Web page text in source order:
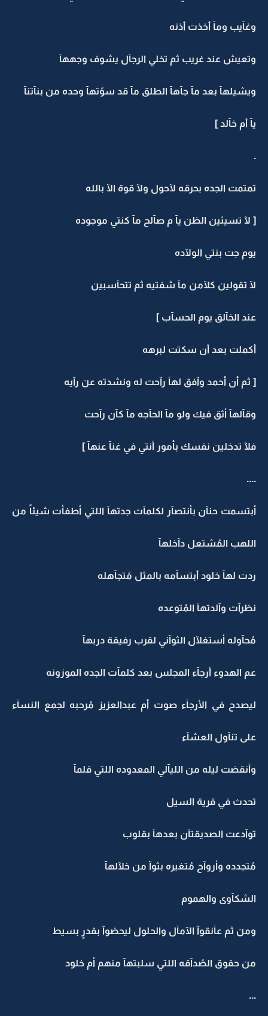
وغآيب ومآ أخذت أذنه
وتعيش عند غريب ثم تخلي الرجآل يشوف وجههآ
ويشيلهآ بعد مآ جآهآ الطلق مآ قد سوًتهآ وحده من بنآتنآ
يآ أم خآلد ]
.
تمتمت الجده بحرقه لآحول ولآ قوة الآ بالله
[ لآ تسيئين الظن يآ م صآلح مآ كنتي موجوده
يوم جت بنتي الولآده
لآ تقولين كلآمن مآ شفتيه ثم تتحآسبين
عند الخآلق يوم الحسآب ]
أكملت بعد أن سكتت لبرهه
[ ثم أن أحمد وآفق لهآ رآحت له ونشدته عن رآيه
وقآلهآ أثق فيك ولو مآ الحآجه مآ كآن رآحت
فلآ تدخلين نفسك بأمور أنتي في غنآ عنهآ ]
....
أبتسمت حنآن بأنتصآر لكلمآت جدتهآ اللتي أطفأت شيئاً من
اللهب المُشتعل دآخلهآ
ردت لهآ خلود أبتسآمه بالمثل مُتجآهله
نظرآت وآلدتهآ المُتوعده
مُحآوله أستغلآل الثوآني لقرب رفيقة دربهآ
عم الهدوء أرجآء المجلس بعد كلمآت الجده الموزونه
ليصدح في الأرجآء صوت أم عبدالعزيز مُرحبه لجمع النسآء
على تنآول العشآء
وأنقضت ليله من الليآلي المعدوده اللتي قلمآ
تحدث في قرية السيل
توآدعت الصديقتآن بعدهآ بقلوب
مُتجدده وأروآح مُتغيره بثوآ من خلآلهآ
الشكآوى والهموم
ومن ثم عآنقوآ الآمآل والحلول ليحضوآ بقدرٍ بسيط
من حقوق الصًدآقه اللتي سلبتهآ منهم أم خلود
...